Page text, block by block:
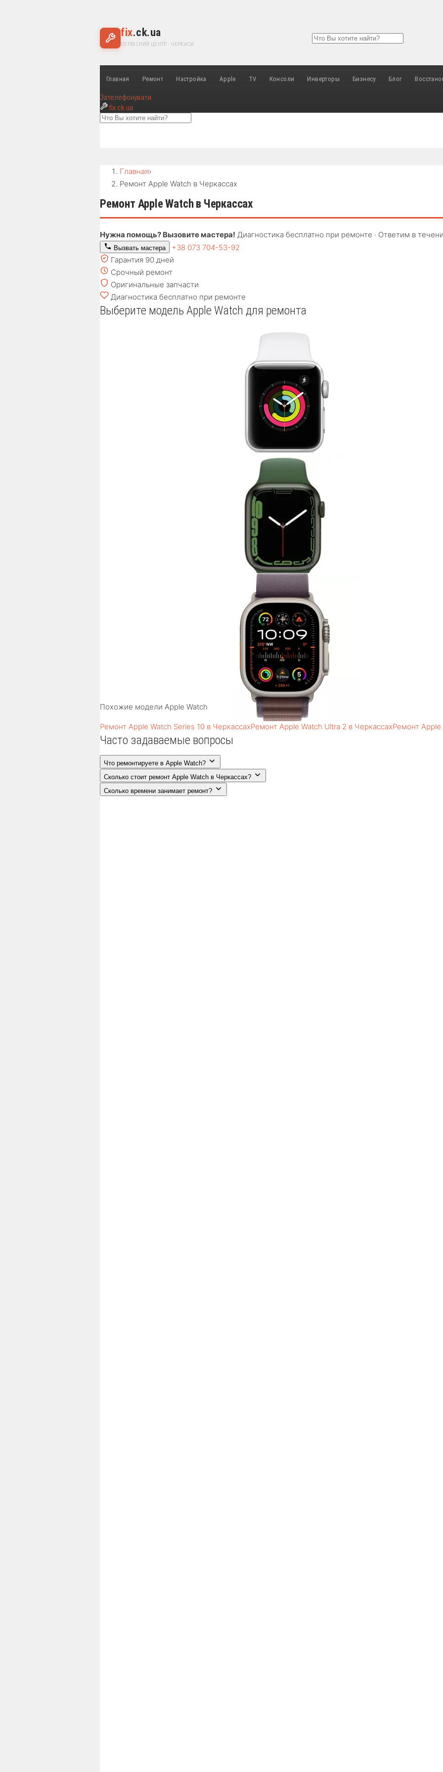
fix.ck.ua
СЕРВІСНИЙ ЦЕНТР · ЧЕРКАСИ
Главная Ремонт Настройка Apple TV Консоли Инверторы Бизнесу Блог
Зателефонувати
fix.ck.ua
Главная›
Ремонт Apple Watch в Черкассах
Ремонт Apple Watch в Черкассах
Нужна помощь? Вызовите мастера! Диагностика бесплатно при ремонте · Ответим в
Вызвать мастера
+38 073 704-53-92
Гарантия 90 дней
Срочный ремонт
Оригинальные запчасти
Диагностика бесплатно при ремонте
Выберите модель Apple Watch для ремонта
Apple Watch Series 3
Apple Watch Series 7
Apple Watch Ultra 2
Похожие модели Apple Watch
Ремонт Apple Watch Series 10 в ЧеркассахРемонт Apple Watch Ultra 2 в ЧеркассахРемонт Apple
Часто задаваемые вопросы
Что ремонтируете в Apple Watch?
Сколько стоит ремонт Apple Watch в Черкассах?
Сколько времени занимает ремонт?